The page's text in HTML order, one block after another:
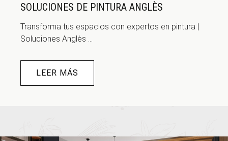
SOLUCIONES DE PINTURA ANGLÈS
Transforma tus espacios con expertos en pintura |
Soluciones Anglès ...
LEER MÁS